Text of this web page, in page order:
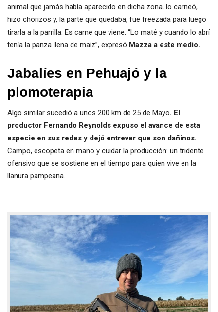
animal que jamás había aparecido en dicha zona, lo carneó,
hizo chorizos y, la parte que quedaba, fue freezada para luego
tirarla a la parrilla. Es carne que viene. “Lo maté y cuando lo abrí
tenía la panza llena de maíz”, expresó Mazza a este medio.
Jabalíes en Pehuajó y la
plomoterapia
Algo similar sucedió a unos 200 km de 25 de Mayo. El
productor Fernando Reynolds expuso el avance de esta
especie en sus redes y dejó entrever que son dañinos.
Campo, escopeta en mano y cuidar la producción: un tridente
ofensivo que se sostiene en el tiempo para quien vive en la
llanura pampeana.